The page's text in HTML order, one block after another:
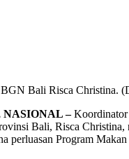
Bali Risca Christina.
NASIONAL –
Bali, Risca Christina,
perluasan Program